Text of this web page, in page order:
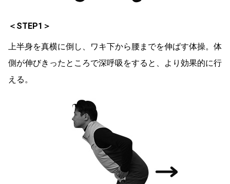
＜STEP1＞
上半身を真横に倒し、ワキ下から腰までを伸ばす体操。体
側が伸びきったところで深呼吸をすると、より効果的に行
える。